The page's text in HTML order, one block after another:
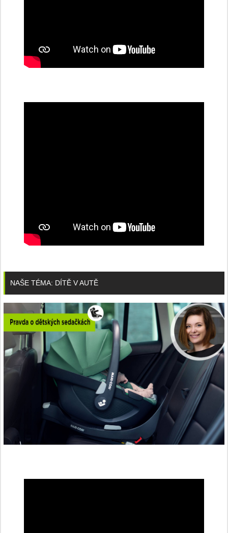
NAŠE TÉMA: DÍTĚ V AUTĚ